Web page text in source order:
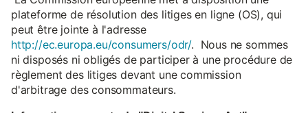
plateforme de résolution des litiges en ligne (OS), qui
peut être jointe à l'adresse
http://ec.europa.eu/consumers/odr/. Nous ne sommes
ni disposés ni obligés de participer à une procédure de
règlement des litiges devant une commission
d'arbitrage des consommateurs.